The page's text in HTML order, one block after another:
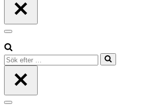
Navigeringsmeny
Sök
efter
Navigeringsmeny